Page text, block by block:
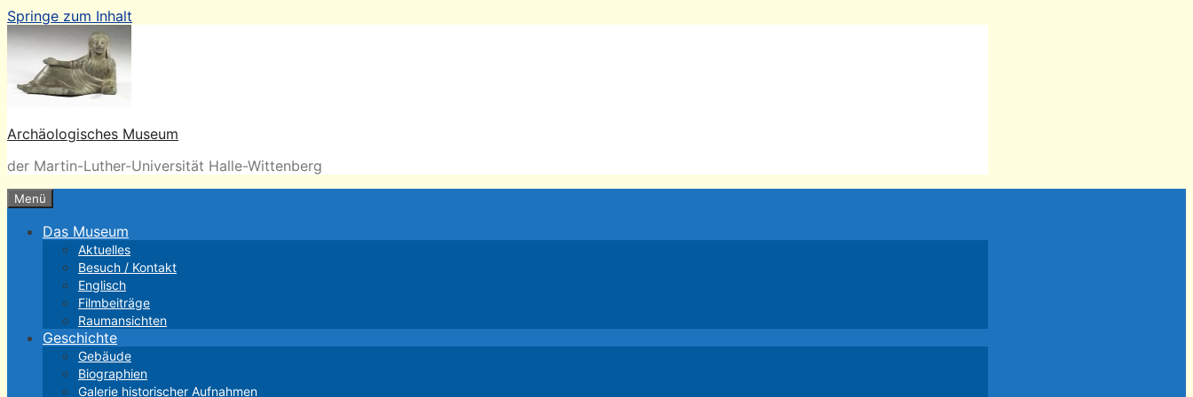
Springe zum Inhalt
Archäologisches Museum
der Martin-Luther-Universität Halle-Wittenberg
Menü
Das Museum
Aktuelles
Besuch / Kontakt
Englisch
Filmbeiträge
Raumansichten
Geschichte
Gebäude
Biographien
Galerie historischer Aufnahmen